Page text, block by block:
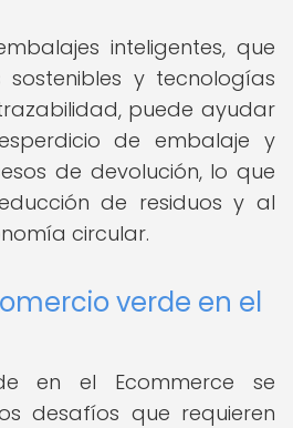
inteligentes, que
sostenibles y tecnologías
puede ayudar
de embalaje y
de devolución, lo que
de residuos y al
circular.
verde en el
en el Ecommerce se
desafíos que requieren